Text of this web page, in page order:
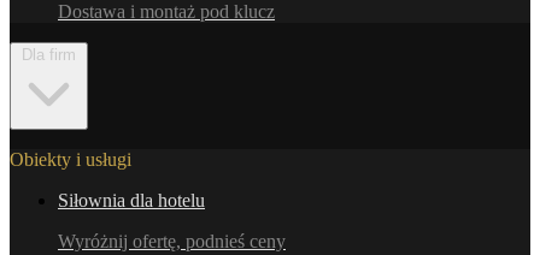
Dostawa i montaż pod klucz
Obiekty i usługi
Siłownia dla hotelu
Wyróżnij ofertę, podnieś ceny